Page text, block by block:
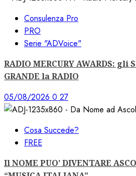
Consulenza Pro
PRO
Serie "ADVoice"
RADIO MERCURY AWARDS: gli
GRANDE la RADIO
05/08/2026 0 27
Cosa Succede?
FREE
Il NOME PUO’ DIVENTARE